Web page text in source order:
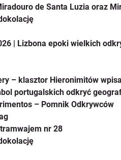
de Santa Luzia oraz
| Lizbona epoki wielkich
– klasztor Hieronimitów
portugalskich odkryć
– Pomnik Odkrywców
nr 28